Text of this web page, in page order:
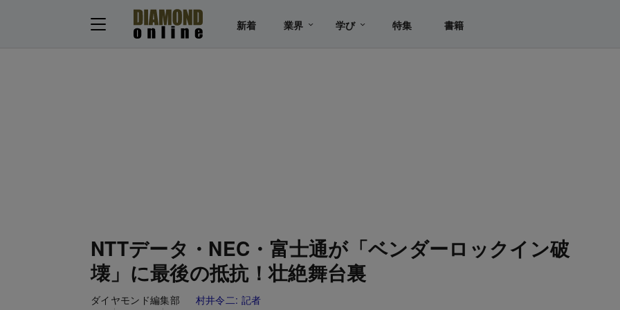
新着 業界 学び 特集 書籍
NTTデータ・NEC・富士通が「ベンダーロックイン破
壊」に最後の抵抗！壮絶舞台裏
ダイヤモンド編集部 村井令二: 記者